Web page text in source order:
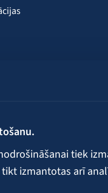
tiek
izmantotas arī